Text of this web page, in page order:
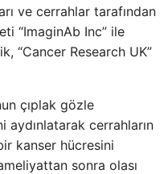
ve cerrahlar tarafından
“ImaginAb Inc” ile
“Cancer Research UK”
çıplak gözle
cerrahların
kanser hücresini
sonra olası